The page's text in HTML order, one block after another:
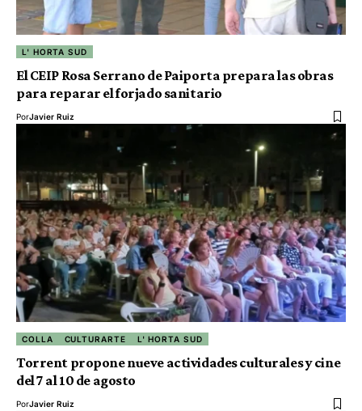
L' HORTA SUD
El CEIP Rosa Serrano de Paiporta prepara las obras
para reparar el forjado sanitario
PorJavier Ruiz
COLLA CULTURARTE L' HORTA SUD
Torrent propone nueve actividades culturales y cine
del 7 al 10 de agosto
PorJavier Ruiz